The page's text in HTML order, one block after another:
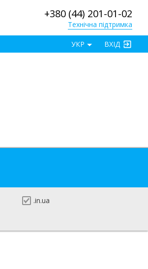
+380 (44) 201-01-02
Технічна підтримка
ВХІД
УКР
.in.ua